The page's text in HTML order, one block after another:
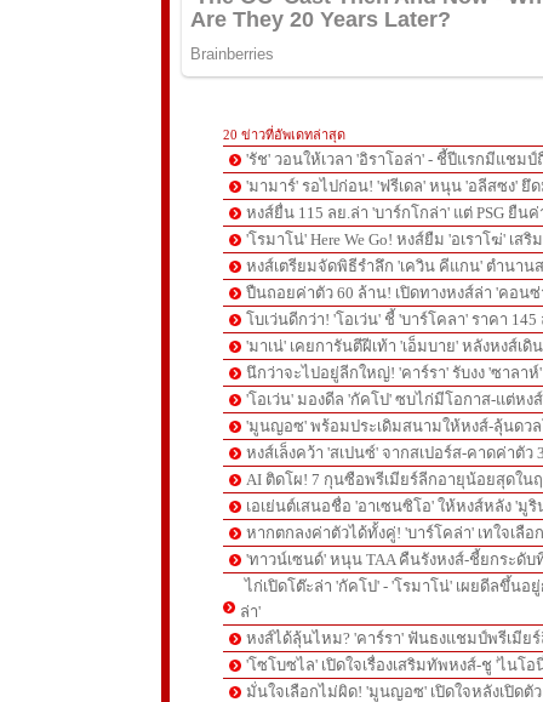
20 ข่าวที่อัพเดทล่าสุด
'รัช' วอนให้เวลา 'อิราโอล่า' - ชี้ปีแรกมีแชมป์
'มามาร์' รอไปก่อน! 'ฟรีเดล' หนุน 'อลีสซง' ยึ
หงส์ยื่น 115 ลย.ล่า 'บาร์กโกล่า' แต่ PSG ยืนค่
'โรมาโน่' Here We Go! หงส์ยืม 'อเราโฆ่' เสริ
หงส์เตรียมจัดพิธีรำลึก 'เควิน คีแกน' ตำนาน
ปืนถอยค่าตัว 60 ล้าน! เปิดทางหงส์ล่า 'คอนซ่
โบเว่นดีกว่า! 'โอเว่น' ชี้ 'บาร์โคลา' ราคา
'มาเน่' เคยการันตีฝีเท้า 'เอ็มบาย' หลังหงส์เดิ
นึกว่าจะไปอยู่ลีกใหญ่! 'คาร์รา' รับงง 'ซาลา
'โอเว่น' มองดีล 'กัคโป' ซบไก่มีโอกาส-แต่ห
'มูนญอซ' พร้อมประเดิมสนามให้หงส์-ลุ้นดว
หงส์เล็งคว้า 'สเปนซ์' จากสเปอร์ส-คาดค่าตัว
AI ติดโผ! 7 กุนซือพรีเมียร์ลีกอายุน้อยสุดใน
เอเย่นต์เสนอชื่อ 'อาเซนซิโอ' ให้หงส์หลัง 'มู
หากตกลงค่าตัวได้ทั้งคู่! 'บาร์โคล่า' เทใจเลือ
'ทาวน์เซนด์' หนุน TAA คืนรังหงส์-ชี้ยกระดั
ไก่เปิดโต๊ะล่า 'กัคโป' - 'โรมาโน่' เผยดีลขึ้นอ
ล่า'
หงส์ได้ลุ้นไหม? 'คาร์รา' ฟันธงแชมป์พรีเมีย
'โซโบซไล' เปิดใจเรื่องเสริมทัพหงส์-ชู 'ไนโ
มั่นใจเลือกไม่ผิด! 'มูนญอซ' เปิดใจหลังเปิดตั